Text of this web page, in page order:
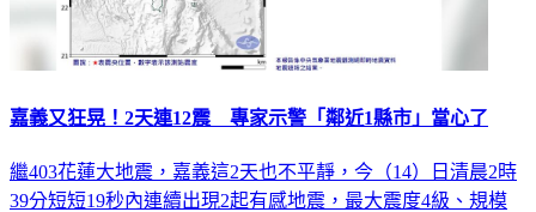
嘉義又狂晃！2天連12震 專家示警「鄰近1縣市」當心了
繼403花蓮大地震，嘉義這2天也不平靜，今（14）日清晨2時
39分短短19秒內連續出現2起有感地震，最大震度4級、規模